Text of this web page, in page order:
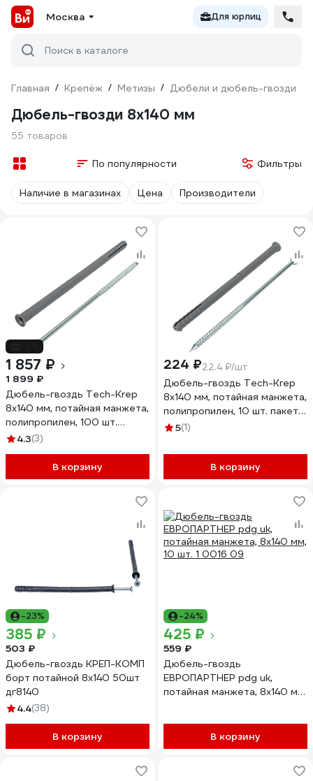
Москва Для юрлиц
Поиск в каталоге
Главная / Крепёж / Метизы / Дюбели и дюбель-гвозди
Дюбель-гвозди 8х140 мм
55 товаров
По популярности Фильтры
Наличие в магазинах Цена Производители
1 857 ₽
1 899 ₽
Дюбель-гвоздь Tech-Krep
8x140 мм, потайная манжета,
полипропилен, 100 шт.
154272
4.3(3)
В корзину
224 ₽22.4 ₽/шт
Дюбель-гвоздь Tech-Krep
8x140 мм, потайная манжета,
полипропилен, 10 шт. пакет
154264
5(1)
В корзину
-23%
385 ₽
503 ₽
Дюбель-гвоздь КРЕП-КОМП
борт потайной 8х140 50шт
дг8140
4.4(38)
В корзину
-24%
425 ₽
559 ₽
Дюбель-гвоздь
ЕВРОПАРТНЕР pdg uk,
потайная манжета, 8x140 мм,
В корзину